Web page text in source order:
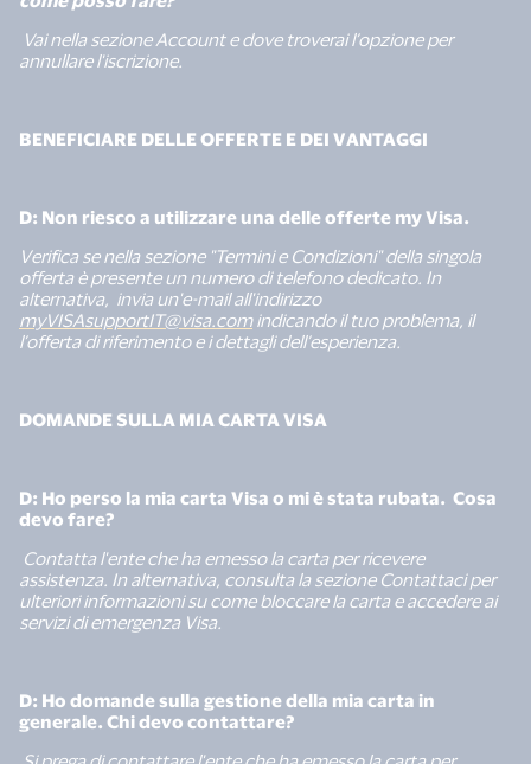
Vai nella sezione Account e dove troverai l’opzione per
annullare l'iscrizione.
BENEFICIARE DELLE OFFERTE E DEI VANTAGGI
D: Non riesco a utilizzare una delle offerte my Visa.
Verifica se nella sezione "Termini e Condizioni" della singola
offerta è presente un numero di telefono dedicato. In
alternativa, invia un'e-mail all'indirizzo
myVISAsupportIT@visa.comindicando il tuo problema, il
l’offerta di riferimento e i dettagli dell’esperienza.
DOMANDE SULLA MIA CARTA VISA
D: Ho perso la mia carta Visa o mi è stata rubata. Cosa
devo fare?
Contatta l'ente che ha emesso la carta per ricevere
assistenza. In alternativa, consulta la sezione Contattaci per
ulteriori informazioni su come bloccare la carta e accedere ai
servizi di emergenza Visa.
D: Ho domande sulla gestione della mia carta in
generale. Chi devo contattare?